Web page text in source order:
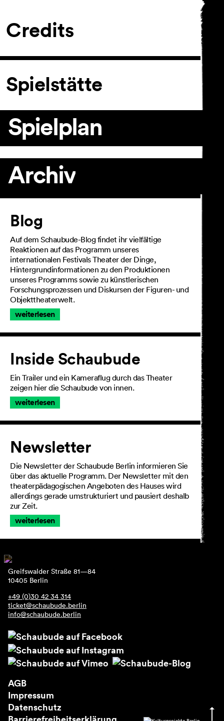
Credits
Spielstätte
Spielplan
Archiv
Artikel
Blog
Auf dem Schaubude-Blog findet ihr vielfältige
Reaktionen auf das Programm unseres
internationalen Festivals Theater der Dinge,
Hintergrundinformationen zu den Produktionen
unseres Programms sowie zu künstlerischen
Forschungsprozessen und Diskursen der Figuren- und
Objekttheaterwelt.
weiterlesen
Inside Schaubude
Ein Trailer und ein Kameraflug durch das Theater
zeigen hier die Schaubude von innen.
weiterlesen
Newsletter
Die Newsletter der Schaubude Berlin informieren Sie
über das aktuelle Programm. Der Newsletter mit den
theaterpädagogischen Angeboten des Hauses wird
allerdings gerade umstrukturiert und pausiert deshalb
zur Zeit.
weiterlesen
Greifswalder Straße 81—84
10405 Berlin
+49 (0)30 42 34 314
ticket@schaubude.berlin
info@schaubude.berlin
AGB
Impressum
Datenschutz